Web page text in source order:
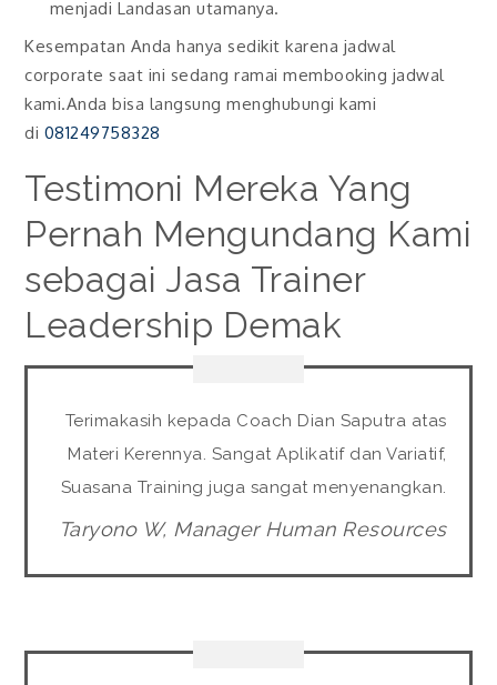
menjadi Landasan utamanya.
Kesempatan Anda hanya sedikit karena jadwal
corporate saat ini sedang ramai membooking jadwal
kami.Anda bisa langsung menghubungi kami
di 081249758328
Testimoni Mereka Yang
Pernah Mengundang Kami
sebagai Jasa Trainer
Leadership Demak
Terimakasih kepada Coach Dian Saputra atas
Materi Kerennya. Sangat Aplikatif dan Variatif,
Suasana Training juga sangat menyenangkan.
Taryono W, Manager Human Resources